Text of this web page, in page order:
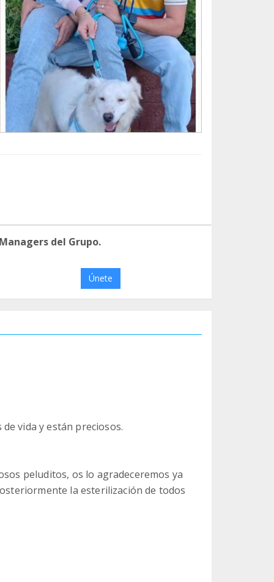
del Grupo.
Únete
vida y están preciosos.
peluditos, os lo agradeceremos ya
la esterilización de todos